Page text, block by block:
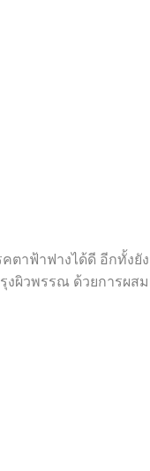
าฟ้าฟางได้ดี อีกทั้ง
ผิวพรรณ ด้วยการผ